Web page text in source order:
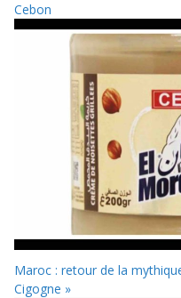
Cebon
Maroc : retour de la
Cigogne »